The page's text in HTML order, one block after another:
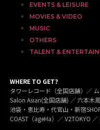
EVENTS & LEISURE
MOVIES & VIDEO
MUSIC
OTHERS
TALENT &
WHERE TO GET?
タワーレコード（全国店舗）／
Salon Asian(全国店舗) ／ 六本木
池袋・恵比寿・代官山・新宿
COAST（ageHa）／ V2TOKYO